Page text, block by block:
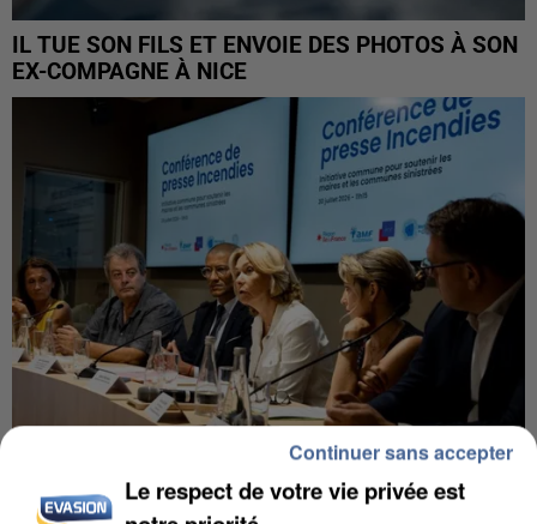
IL TUE SON FILS ET ENVOIE DES PHOTOS À SON
EX-COMPAGNE À NICE
INCENDIES : L’ÎLE-DE-FRANCE LANCE UN ÉLAN
Le respect de votre vie privée est
Continuer sans accepter